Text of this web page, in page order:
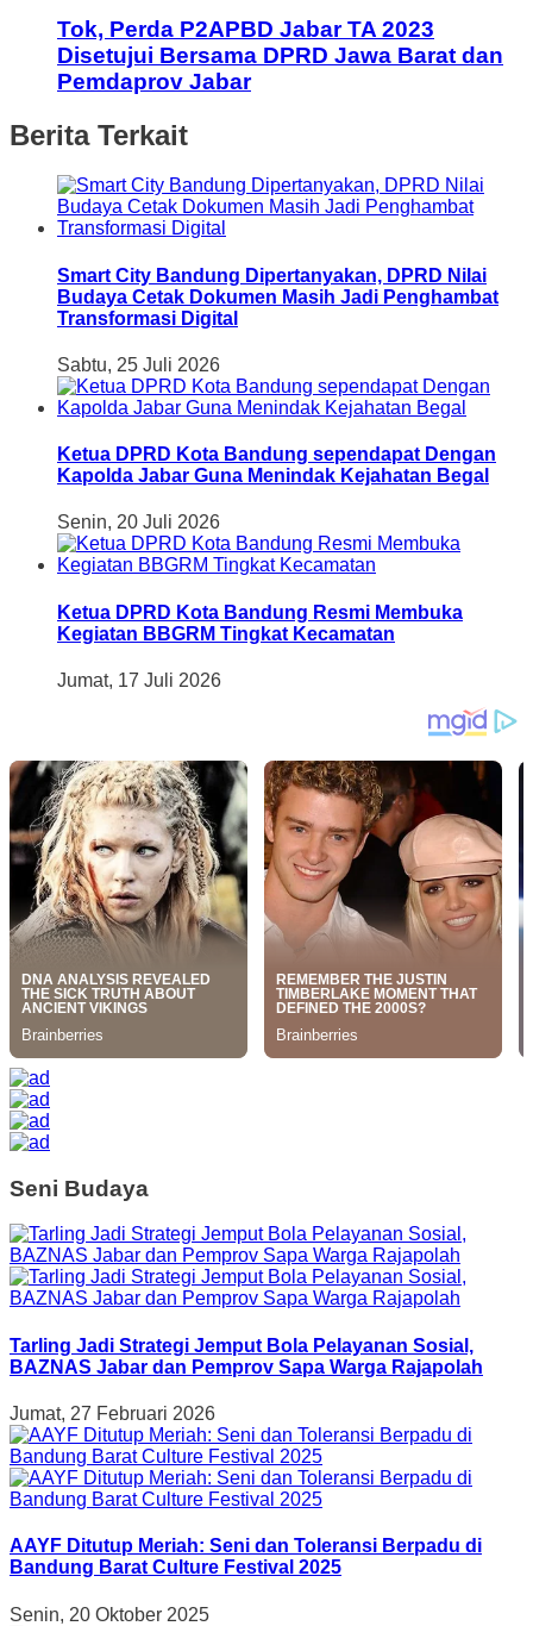
Tok, Perda P2APBD Jabar TA 2023
Disetujui Bersama DPRD Jawa Barat dan
Pemdaprov Jabar
Berita Terkait
Smart City Bandung Dipertanyakan, DPRD Nilai
Budaya Cetak Dokumen Masih Jadi Penghambat
Transformasi Digital
Sabtu, 25 Juli 2026
Ketua DPRD Kota Bandung sependapat Dengan
Kapolda Jabar Guna Menindak Kejahatan Begal
Senin, 20 Juli 2026
Ketua DPRD Kota Bandung Resmi Membuka
Kegiatan BBGRM Tingkat Kecamatan
Jumat, 17 Juli 2026
Seni Budaya
Tarling Jadi Strategi Jemput Bola Pelayanan Sosial,
BAZNAS Jabar dan Pemprov Sapa Warga Rajapolah
Jumat, 27 Februari 2026
AAYF Ditutup Meriah: Seni dan Toleransi Berpadu di
Bandung Barat Culture Festival 2025
Senin, 20 Oktober 2025